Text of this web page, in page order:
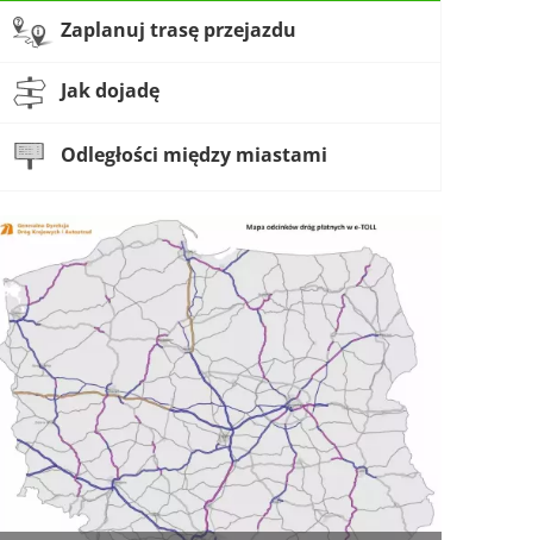
Zaplanuj trasę przejazdu
Jak dojadę
Odległości między miastami